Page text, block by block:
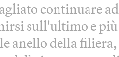
continuare ad
sull'ultimo e più
anello della filiera,